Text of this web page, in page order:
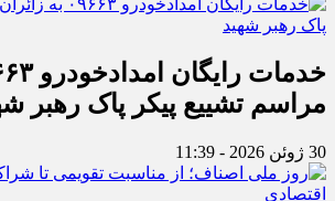
مراسم تشییع پیکر پاک رهبر
30 ژوئن 2026 - 11:39